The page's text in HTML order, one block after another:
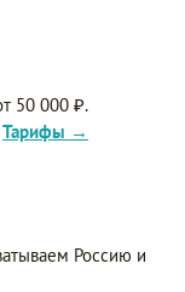
50 000 ₽.
Тарифы →
Россию и